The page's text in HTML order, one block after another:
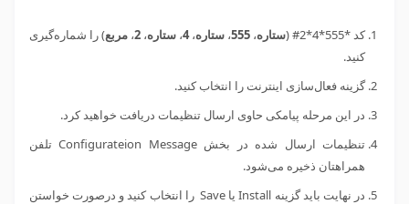
کد *555*4*2# ( ستاره، 555، ستاره،4، ستاره، 2، مربع) را شماره‌گیری
کنید.
گزینه فعال‌سازی اینترنت را انتخاب کنید.
در این مرحله پیامکی حاوی ارسال تنظیمات دریافت خواهید کرد.
تنظیمات ارسال شده در بخش Configurateion Message تلفن
همراهتان ذخیره می‌شود.
در نهایت باید گزینه Install یا Save را انتخاب کنید و درصورت خواستن